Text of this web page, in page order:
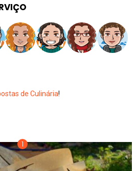
de Culinária!